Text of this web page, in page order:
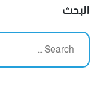
البحث